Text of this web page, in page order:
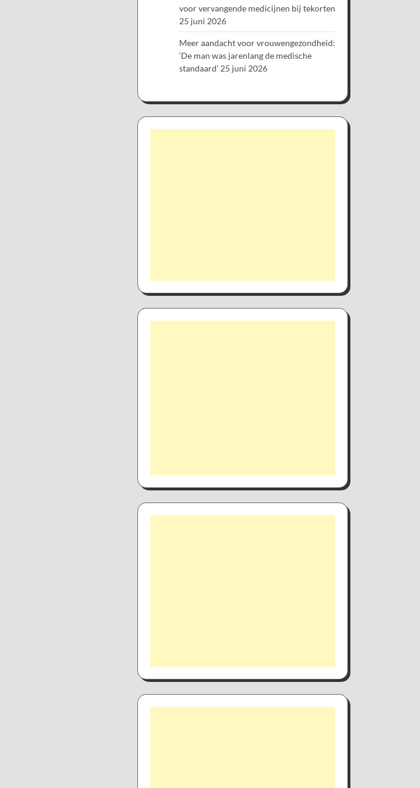
voor vervangende medicijnen bij tekorten
25 juni 2026
Meer aandacht voor vrouwengezondheid:
‘De man was jarenlang de medische
standaard’ 25 juni 2026